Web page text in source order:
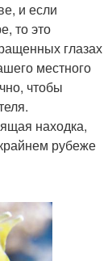
и если
то это
глазах
местного
чтобы
находка,
рубеже